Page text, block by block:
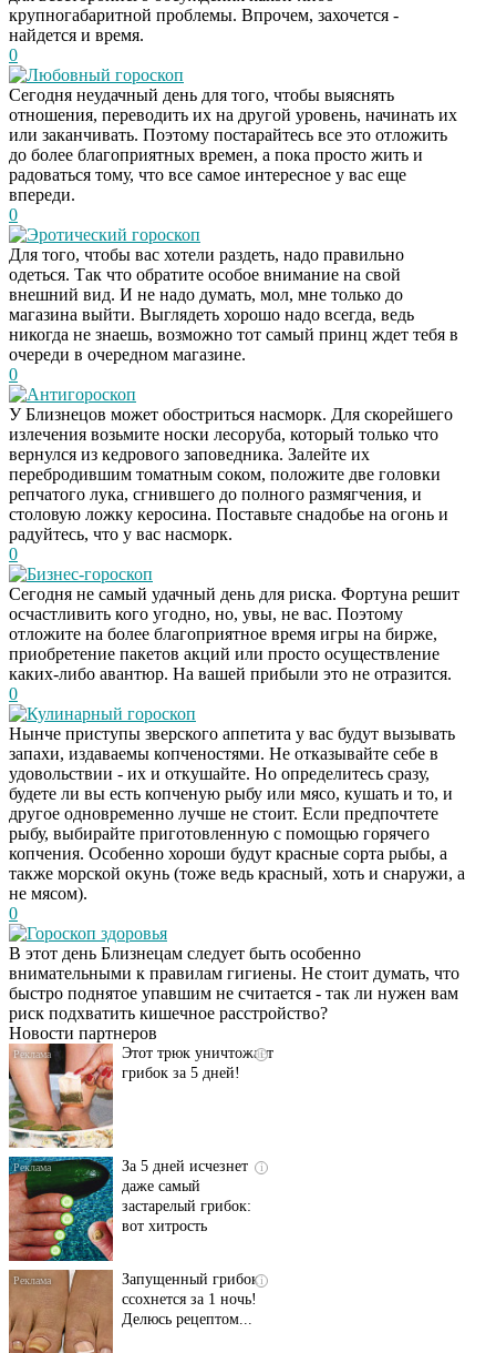
крупногабаритной проблемы. Впрочем, захочется -
найдется и время.
0
Любовный гороскоп
Сегодня неудачный день для того, чтобы выяснять
отношения, переводить их на другой уровень, начинать их
или заканчивать. Поэтому постарайтесь все это отложить
до более благоприятных времен, а пока просто жить и
радоваться тому, что все самое интересное у вас еще
впереди.
0
Эротический гороскоп
Для того, чтобы вас хотели раздеть, надо правильно
одеться. Так что обратите особое внимание на свой
внешний вид. И не надо думать, мол, мне только до
магазина выйти. Выглядеть хорошо надо всегда, ведь
никогда не знаешь, возможно тот самый принц ждет тебя в
очереди в очередном магазине.
0
Антигороскоп
У Близнецов может обостриться насморк. Для скорейшего
излечения возьмите носки лесоруба, который только что
вернулся из кедрового заповедника. Залейте их
перебродившим томатным соком, положите две головки
репчатого лука, сгнившего до полного размягчения, и
столовую ложку керосина. Поставьте снадобье на огонь и
радуйтесь, что у вас насморк.
0
Бизнес-гороскоп
Сегодня не самый удачный день для риска. Фортуна решит
осчастливить кого угодно, но, увы, не вас. Поэтому
отложите на более благоприятное время игры на бирже,
приобретение пакетов акций или просто осуществление
каких-либо авантюр. На вашей прибыли это не отразится.
0
Кулинарный гороскоп
Нынче приступы зверского аппетита у вас будут вызывать
запахи, издаваемы копченостями. Не отказывайте себе в
удовольствии - их и откушайте. Но определитесь сразу,
будете ли вы есть копченую рыбу или мясо, кушать и то, и
другое одновременно лучше не стоит. Если предпочтете
рыбу, выбирайте приготовленную с помощью горячего
копчения. Особенно хороши будут красные сорта рыбы, а
также морской окунь (тоже ведь красный, хоть и снаружи, а
не мясом).
0
Гороскоп здоровья
В этот день Близнецам следует быть особенно
внимательными к правилам гигиены. Не стоит думать, что
быстро поднятое упавшим не считается - так ли нужен вам
риск подхватить кишечное расстройство?
Новости партнеров
Даже самый
запущенный грибок
исчезнет с корнем,
если перед сном…
i
Этот трюк уничтожает
грибок за 5 дней!
i
За 5 дней исчезнет
даже самый
застарелый грибок:
вот хитрость
i
Запущенный грибок
ссохнется за 1 ночь!
Делюсь рецептом...